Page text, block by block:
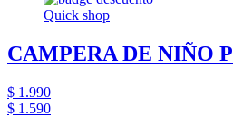
Quick shop
CAMPERA DE NIÑO
$ 1.990
$ 1.590